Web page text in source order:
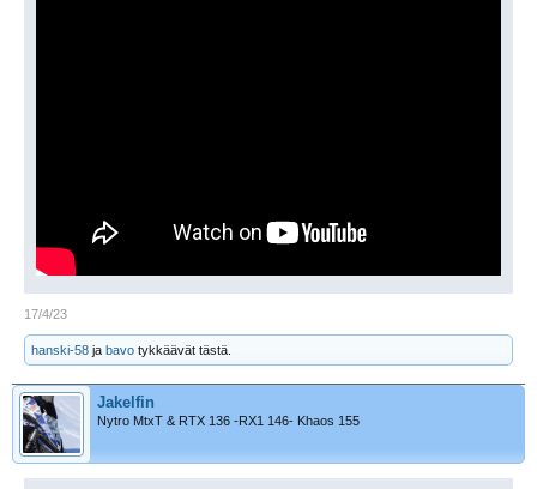
17/4/23
hanski-58 ja bavo tykkäävät tästä.
Jakelfin
Nytro MtxT & RTX 136 -RX1 146- Khaos 155